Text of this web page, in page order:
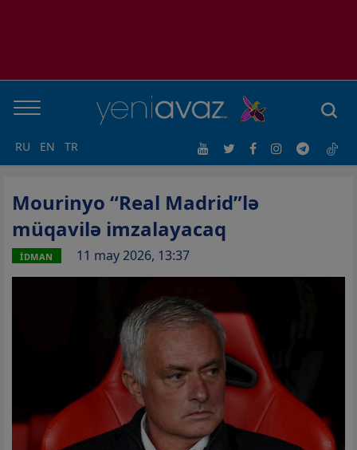
RU EN TR
Mourinyo “Real Madrid”lə
müqavilə imzalayacaq
İDMAN 11 may 2026, 13:37